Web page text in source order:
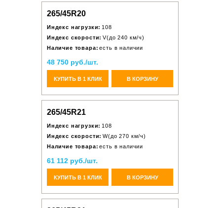
265/45R20
Индекс нагрузки: 108
Индекс скорости: V(до 240 км/ч)
Наличие товара: есть в наличии
48 750 руб./шт.
КУПИТЬ В 1 КЛИК В КОРЗИНУ
265/45R21
Индекс нагрузки: 108
Индекс скорости: W(до 270 км/ч)
Наличие товара: есть в наличии
61 112 руб./шт.
КУПИТЬ В 1 КЛИК В КОРЗИНУ